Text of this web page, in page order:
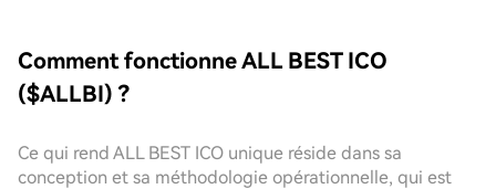
Comment fonctionne ALL BEST ICO
($ALLBI) ?
Ce qui rend ALL BEST ICO unique réside dans sa
conception et sa méthodologie opérationnelle, qui est